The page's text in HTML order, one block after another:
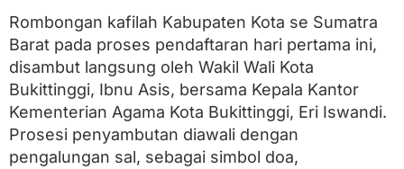
o
t
a
M
u
a
i
B
Rombongan kafilah Kabupaten Kota se Sumatra
Barat pada proses pendaftaran hari pertama ini,
disambut langsung oleh Wakil Wali Kota
Bukittinggi, Ibnu Asis, bersama Kepala Kantor
Kementerian Agama Kota Bukittinggi, Eri Iswandi.
Prosesi penyambutan diawali dengan
pengalungan sal, sebagai simbol doa,